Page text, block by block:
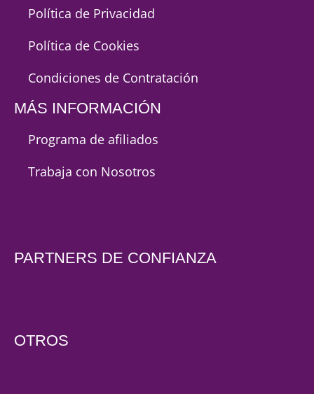
Política de Privacidad
Política de Cookies
Condiciones de Contratación
MÁS INFORMACIÓN
Programa de afiliados
Trabaja con Nosotros
PARTNERS DE CONFIANZA
OTROS